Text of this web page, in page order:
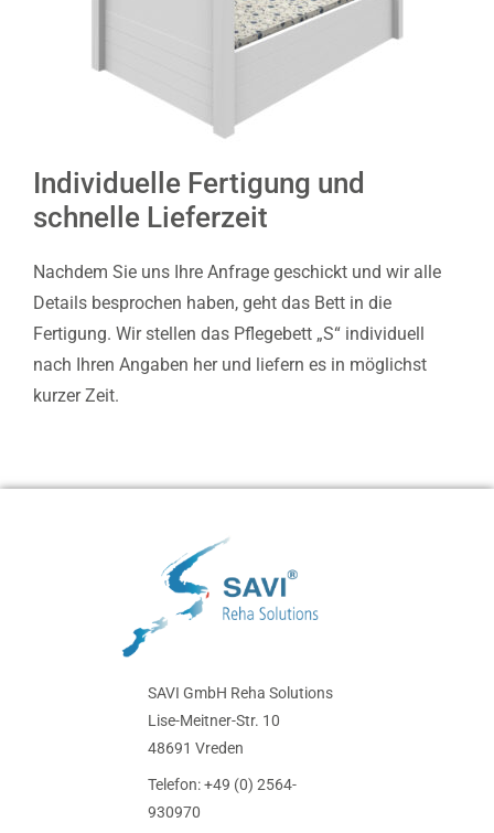
Individuelle Fertigung und
schnelle Lieferzeit
Nachdem Sie uns Ihre Anfrage geschickt und wir alle
Details besprochen haben, geht das Bett in die
Fertigung. Wir stellen das Pflegebett „S“ individuell
nach Ihren Angaben her und liefern es in möglichst
kurzer Zeit.
SAVI GmbH Reha Solutions
Lise-Meitner-Str. 10
48691 Vreden
Telefon: +49 (0) 2564-
930970